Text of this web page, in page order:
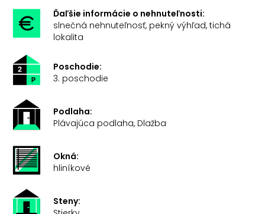
Ďaľšie informácie o nehnuteľnosti:
slnečná nehnuteľnosť, pekný výhľad, tichá
lokalita
Poschodie:
3. poschodie
Podlaha:
Plávajúca podlaha, Dlažba
Okná:
hliníkové
Steny: